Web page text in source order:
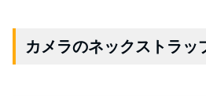
カメラのネックストラッ